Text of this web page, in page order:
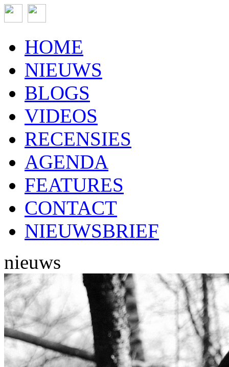
HOME
NIEUWS
BLOGS
VIDEOS
RECENSIES
AGENDA
FEATURES
CONTACT
NIEUWSBRIEF
nieuws